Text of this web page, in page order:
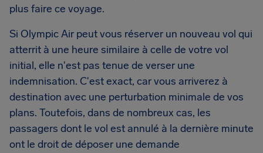
plus faire ce voyage.
Si Olympic Air peut vous réserver un nouveau vol qui
atterrit à une heure similaire à celle de votre vol
initial, elle n'est pas tenue de verser une
indemnisation. C'est exact, car vous arriverez à
destination avec une perturbation minimale de vos
plans. Toutefois, dans de nombreux cas, les
passagers dont le vol est annulé à la dernière minute
ont le droit de déposer une demande